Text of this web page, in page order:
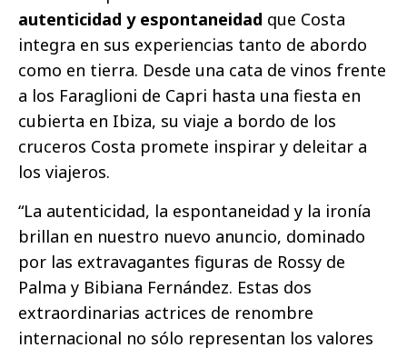
autenticidad y espontaneidad que Costa
integra en sus experiencias tanto de abordo
como en tierra. Desde una cata de vinos frente
a los Faraglioni de Capri hasta una fiesta en
cubierta en Ibiza, su viaje a bordo de los
cruceros Costa promete inspirar y deleitar a
los viajeros.
“La autenticidad, la espontaneidad y la ironía
brillan en nuestro nuevo anuncio, dominado
por las extravagantes figuras de Rossy de
Palma y Bibiana Fernández. Estas dos
extraordinarias actrices de renombre
internacional no sólo representan los valores